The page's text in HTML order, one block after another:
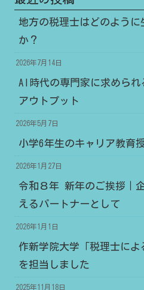
地方の税理士はどのよう
か？
2026年7月14日
AI時代の専門家に求めら
アウトプット
2026年5月7日
小学6年生のキャリア教育
2026年1月27日
令和８年 新年のご挨拶｜
えるパートナーとして
2026年1月1日
作新学院大学「税理士に
を担当しました
2025年11月18日